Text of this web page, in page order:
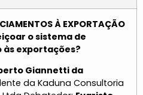
À EXPORTAÇÃO
o sistema de
exportações?
Giannetti da
da Kaduna Consultoria